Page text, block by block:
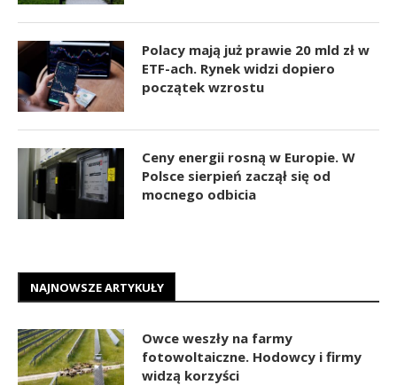
Polacy mają już prawie 20 mld zł w
ETF-ach. Rynek widzi dopiero
początek wzrostu
Ceny energii rosną w Europie. W
Polsce sierpień zaczął się od
mocnego odbicia
NAJNOWSZE ARTYKUŁY
Owce weszły na farmy
fotowoltaiczne. Hodowcy i firmy
widzą korzyści